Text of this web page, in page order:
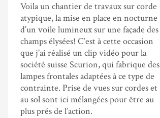
Voila un chantier de travaux sur corde
atypique, la mise en place en nocturne
d’un voile lumineux sur une façade des
champs élysées! C’est à cette occasion
que j’ai réalisé un clip vidéo pour la
société suisse Scurion, qui fabrique des
lampes frontales adaptées à ce type de
contrainte. Prise de vues sur cordes et
au sol sont ici mélangées pour être au
plus prés de l’action.